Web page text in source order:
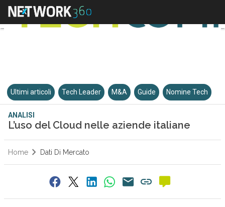
Ultimi articoli Tech Leader M&A Guide Nomine Tech
ANALISI
L’uso del Cloud nelle aziende italiane
Home Dati Di Mercato